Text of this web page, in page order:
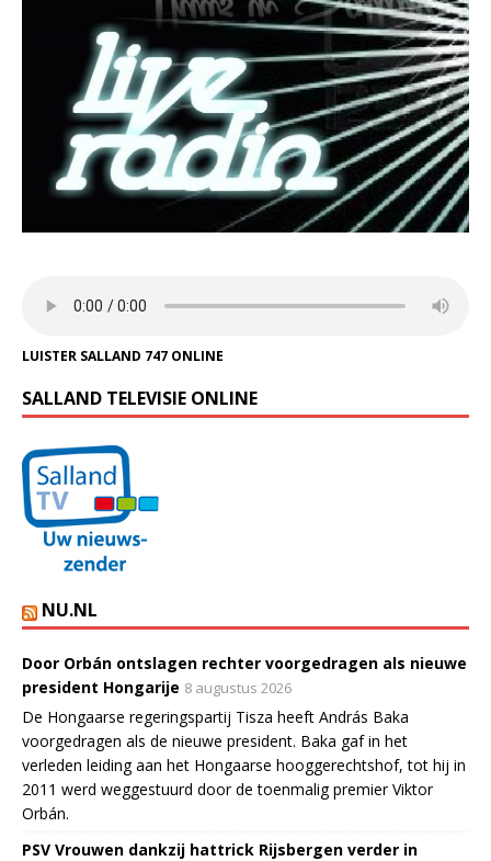
LUISTER SALLAND 747 ONLINE
SALLAND TELEVISIE ONLINE
NU.NL
Door Orbán ontslagen rechter voorgedragen als nieuwe
president Hongarije 8 augustus 2026
De Hongaarse regeringspartij Tisza heeft András Baka
voorgedragen als de nieuwe president. Baka gaf in het
verleden leiding aan het Hongaarse hooggerechtshof, tot hij in
2011 werd weggestuurd door de toenmalig premier Viktor
Orbán.
PSV Vrouwen dankzij hattrick Rijsbergen verder in